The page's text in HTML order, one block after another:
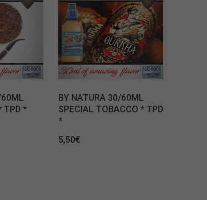
TPD *
BY NATURA 30/60ML
SPECIAL TOBACCO * TPD
*
5,50€